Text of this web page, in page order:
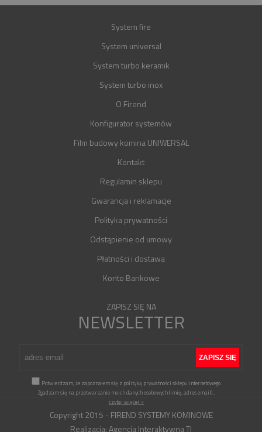
System fire
System universal
System turbo keramik
System turbo inox
O Firend
Konfigurator systemów
Film budowy komina UNIWERSAL
Kontakt
Regulamin sklepu
Gwarancja i reklamacje
Polityka prywatności
Odstąpienie od umowy
Płatności i dostawa
Konto Bankowe
ZAPISZ SIĘ NA
NEWSLETTER
Potwierdzam, że zapoznałem się z polityką prywatności sklepu internetowego.
Zgadzam się na przetwarzanie moich danych osobowych (imię, adres email)...
czytaj więcej »
Copyright 2015 - FIREND SYSTEMY KOMINOWE
Realizacja:Agencja Interaktywna TI